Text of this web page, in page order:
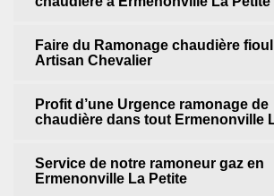
Faire du Ramonage chaudière
Artisan Chevalier
Profit d’une Urgence ramonage de
chaudière dans tout Ermenonville
Service de notre ramoneur gaz en
Ermenonville La Petite